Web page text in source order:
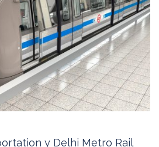
y Delhi Metro Rail